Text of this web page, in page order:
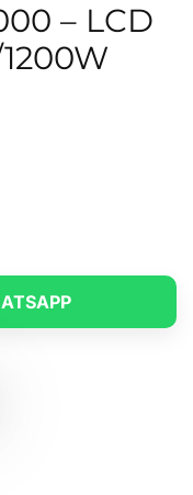
– LCD
inițial a
curent